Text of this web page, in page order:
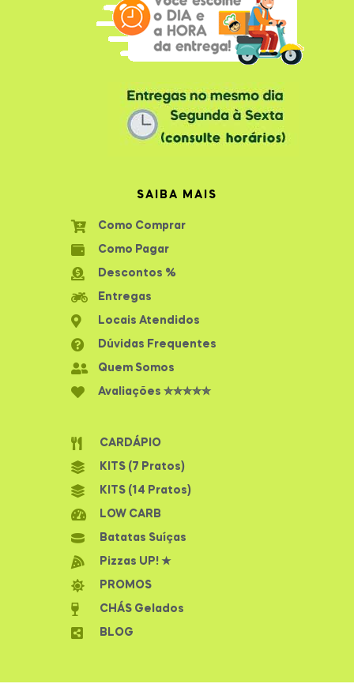
SAIBA MAIS
Como Comprar
Como Pagar
Descontos %
Entregas
Locais Atendidos
Dúvidas Frequentes
Quem Somos
Avaliações ✮✮✮✮✮
CARDÁPIO
KITS (7 Pratos)
KITS (14 Pratos)
LOW CARB
Batatas Suíças
Pizzas UP! ★
PROMOS
CHÁS Gelados
BLOG